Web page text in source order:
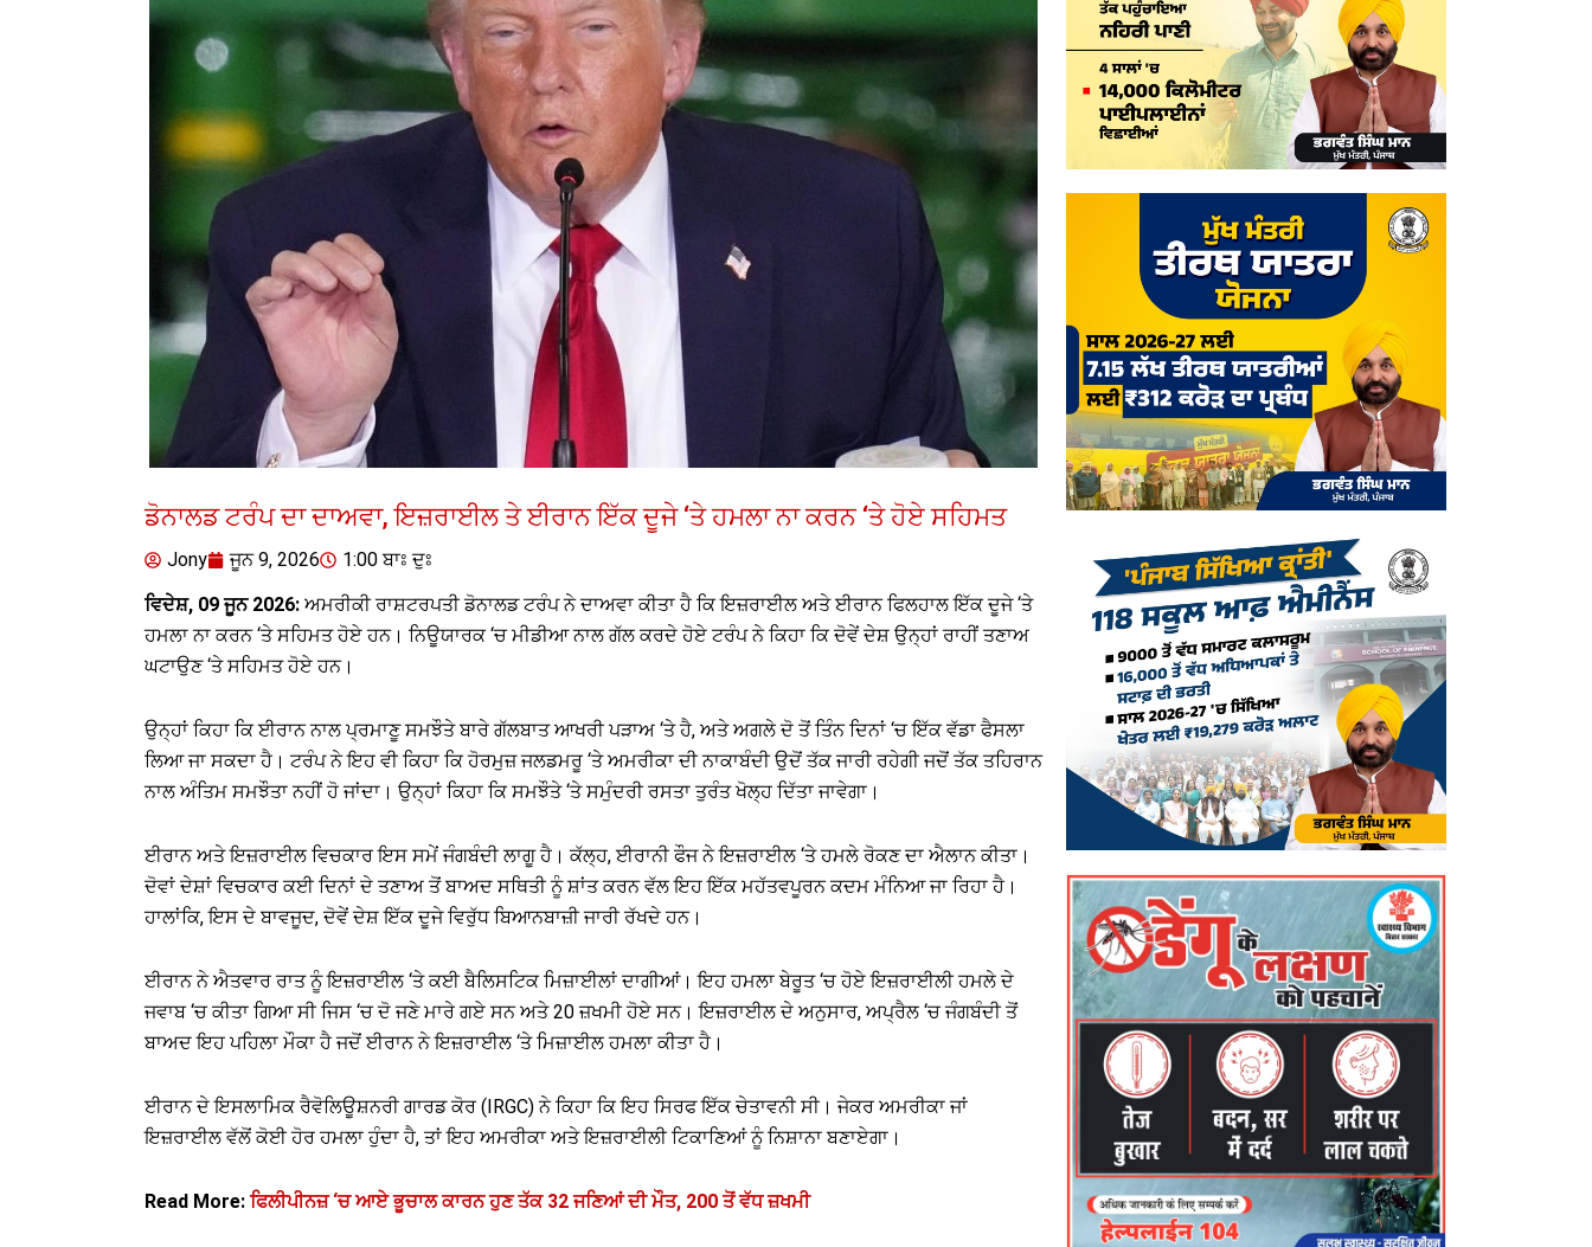
ਡੋਨਾਲਡ ਟਰੰਪ ਦਾ ਦਾਅਵਾ, ਇਜ਼ਰਾਈਲ ਤੇ ਈਰਾਨ ਇੱਕ ਦੂਜੇ ‘ਤੇ ਹਮਲਾ ਨਾ ਕਰਨ ‘ਤੇ ਹੋਏ ਸਹਿਮਤ
Jony ਜੂਨ 9, 2026
1:00 ਬਾਃ ਦੁਃ
ਵਿਦੇਸ਼, 09 ਜੂਨ 2026: ਅਮਰੀਕੀ ਰਾਸ਼ਟਰਪਤੀ ਡੋਨਾਲਡ ਟਰੰਪ ਨੇ ਦਾਅਵਾ ਕੀਤਾ ਹੈ ਕਿ ਇਜ਼ਰਾਈਲ ਅਤੇ ਈਰਾਨ ਫਿਲਹਾਲ ਇੱਕ ਦੂਜੇ ‘ਤੇ
ਹਮਲਾ ਨਾ ਕਰਨ ‘ਤੇ ਸਹਿਮਤ ਹੋਏ ਹਨ। ਨਿਊਯਾਰਕ ‘ਚ ਮੀਡੀਆ ਨਾਲ ਗੱਲ ਕਰਦੇ ਹੋਏ ਟਰੰਪ ਨੇ ਕਿਹਾ ਕਿ ਦੋਵੇਂ ਦੇਸ਼ ਉਨ੍ਹਾਂ ਰਾਹੀਂ ਤਣਾਅ
ਘਟਾਉਣ ‘ਤੇ ਸਹਿਮਤ ਹੋਏ ਹਨ।
ਉਨ੍ਹਾਂ ਕਿਹਾ ਕਿ ਈਰਾਨ ਨਾਲ ਪ੍ਰਮਾਣੂ ਸਮਝੌਤੇ ਬਾਰੇ ਗੱਲਬਾਤ ਆਖਰੀ ਪੜਾਅ ‘ਤੇ ਹੈ, ਅਤੇ ਅਗਲੇ ਦੋ ਤੋਂ ਤਿੰਨ ਦਿਨਾਂ ‘ਚ ਇੱਕ ਵੱਡਾ ਫੈਸਲਾ
ਲਿਆ ਜਾ ਸਕਦਾ ਹੈ। ਟਰੰਪ ਨੇ ਇਹ ਵੀ ਕਿਹਾ ਕਿ ਹੋਰਮੁਜ਼ ਜਲਡਮਰੂ ‘ਤੇ ਅਮਰੀਕਾ ਦੀ ਨਾਕਾਬੰਦੀ ਉਦੋਂ ਤੱਕ ਜਾਰੀ ਰਹੇਗੀ ਜਦੋਂ ਤੱਕ ਤਹਿਰਾਨ
ਨਾਲ ਅੰਤਿਮ ਸਮਝੌਤਾ ਨਹੀਂ ਹੋ ਜਾਂਦਾ। ਉਨ੍ਹਾਂ ਕਿਹਾ ਕਿ ਸਮਝੌਤੇ ‘ਤੇ ਸਮੁੰਦਰੀ ਰਸਤਾ ਤੁਰੰਤ ਖੋਲ੍ਹ ਦਿੱਤਾ ਜਾਵੇਗਾ।
ਈਰਾਨ ਅਤੇ ਇਜ਼ਰਾਈਲ ਵਿਚਕਾਰ ਇਸ ਸਮੇਂ ਜੰਗਬੰਦੀ ਲਾਗੂ ਹੈ। ਕੱਲ੍ਹ, ਈਰਾਨੀ ਫੌਜ ਨੇ ਇਜ਼ਰਾਈਲ ‘ਤੇ ਹਮਲੇ ਰੋਕਣ ਦਾ ਐਲਾਨ ਕੀਤਾ।
ਦੋਵਾਂ ਦੇਸ਼ਾਂ ਵਿਚਕਾਰ ਕਈ ਦਿਨਾਂ ਦੇ ਤਣਾਅ ਤੋਂ ਬਾਅਦ ਸਥਿਤੀ ਨੂੰ ਸ਼ਾਂਤ ਕਰਨ ਵੱਲ ਇਹ ਇੱਕ ਮਹੱਤਵਪੂਰਨ ਕਦਮ ਮੰਨਿਆ ਜਾ ਰਿਹਾ ਹੈ।
ਹਾਲਾਂਕਿ, ਇਸ ਦੇ ਬਾਵਜੂਦ, ਦੋਵੇਂ ਦੇਸ਼ ਇੱਕ ਦੂਜੇ ਵਿਰੁੱਧ ਬਿਆਨਬਾਜ਼ੀ ਜਾਰੀ ਰੱਖਦੇ ਹਨ।
ਈਰਾਨ ਨੇ ਐਤਵਾਰ ਰਾਤ ਨੂੰ ਇਜ਼ਰਾਈਲ ‘ਤੇ ਕਈ ਬੈਲਿਸਟਿਕ ਮਿਜ਼ਾਈਲਾਂ ਦਾਗੀਆਂ। ਇਹ ਹਮਲਾ ਬੇਰੂਤ ‘ਚ ਹੋਏ ਇਜ਼ਰਾਈਲੀ ਹਮਲੇ ਦੇ
ਜਵਾਬ ‘ਚ ਕੀਤਾ ਗਿਆ ਸੀ ਜਿਸ ‘ਚ ਦੋ ਜਣੇ ਮਾਰੇ ਗਏ ਸਨ ਅਤੇ 20 ਜ਼ਖਮੀ ਹੋਏ ਸਨ। ਇਜ਼ਰਾਈਲ ਦੇ ਅਨੁਸਾਰ, ਅਪ੍ਰੈਲ ‘ਚ ਜੰਗਬੰਦੀ ਤੋਂ
ਬਾਅਦ ਇਹ ਪਹਿਲਾ ਮੌਕਾ ਹੈ ਜਦੋਂ ਈਰਾਨ ਨੇ ਇਜ਼ਰਾਈਲ ‘ਤੇ ਮਿਜ਼ਾਈਲ ਹਮਲਾ ਕੀਤਾ ਹੈ।
ਈਰਾਨ ਦੇ ਇਸਲਾਮਿਕ ਰੈਵੋਲਿਊਸ਼ਨਰੀ ਗਾਰਡ ਕੋਰ (IRGC) ਨੇ ਕਿਹਾ ਕਿ ਇਹ ਸਿਰਫ ਇੱਕ ਚੇਤਾਵਨੀ ਸੀ। ਜੇਕਰ ਅਮਰੀਕਾ ਜਾਂ
ਇਜ਼ਰਾਈਲ ਵੱਲੋਂ ਕੋਈ ਹੋਰ ਹਮਲਾ ਹੁੰਦਾ ਹੈ, ਤਾਂ ਇਹ ਅਮਰੀਕਾ ਅਤੇ ਇਜ਼ਰਾਈਲੀ ਟਿਕਾਣਿਆਂ ਨੂੰ ਨਿਸ਼ਾਨਾ ਬਣਾਏਗਾ।
Read More: ਫਿਲੀਪੀਨਜ਼ ‘ਚ ਆਏ ਭੂਚਾਲ ਕਾਰਨ ਹੁਣ ਤੱਕ 32 ਜਣਿਆਂ ਦੀ ਮੌਤ, 200 ਤੋਂ ਵੱਧ ਜ਼ਖਮੀ